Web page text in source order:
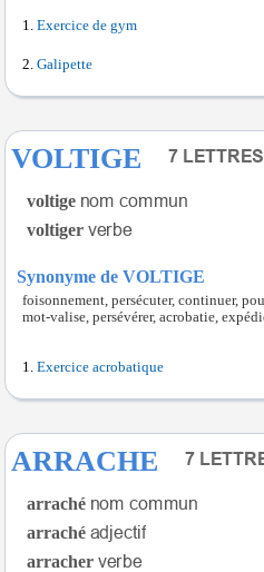
Exercice de gym
Galipette
VOLTIGE
voltige
voltiger
Synonyme de VOLTIGE
foisonnement, persécuter, continuer,
mot-valise, persévérer, acrobatie,
Exercice acrobatique
ARRACHE
arraché
arraché
arracher